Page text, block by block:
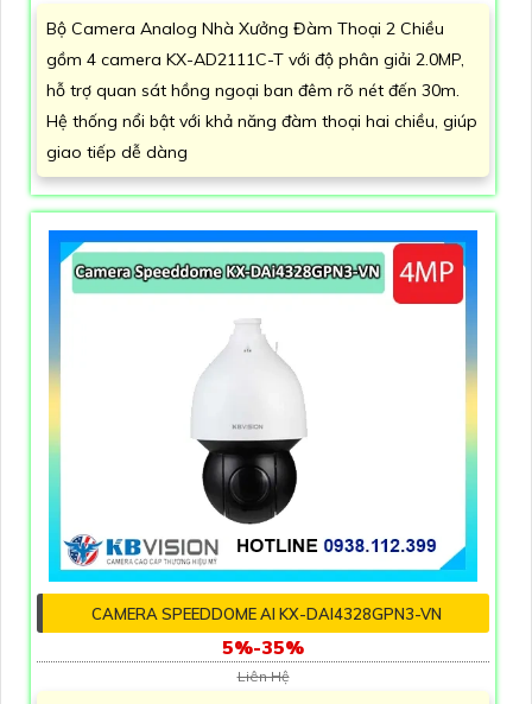
Bộ Camera Analog Nhà Xưởng Đàm Thoại 2 Chiều
gồm 4 camera KX-AD2111C-T với độ phân giải 2.0MP,
hỗ trợ quan sát hồng ngoại ban đêm rõ nét đến 30m.
Hệ thống nổi bật với khả năng đàm thoại hai chiều, giúp
giao tiếp dễ dàng
CAMERA SPEEDDOME AI KX-DAI4328GPN3-VN
5%-35%
Liên Hệ